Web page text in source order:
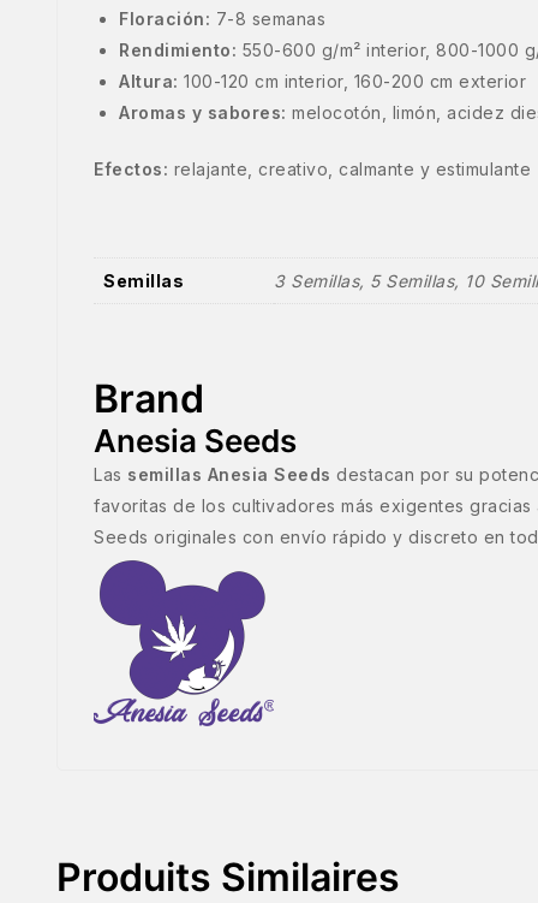
Floración: 7-8 semanas
Rendimiento: 550-600 g/m² interior, 800-1000
Altura: 100-120 cm interior, 160-200 cm exterior
Aromas y sabores: melocotón, limón, acidez
Efectos: relajante, creativo, calmante y estimulante
Semillas 3 Semillas, 5 Semillas, 10
Brand
Anesia Seeds
Las semillas Anesia Seeds destacan por su
favoritas de los cultivadores más exigentes
Seeds originales con envío rápido y discreto en
Produits Similaires